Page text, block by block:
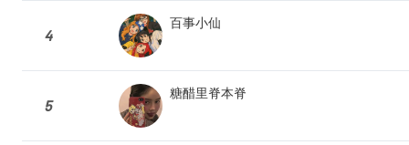
4
百事小仙
5
糖醋里脊本脊